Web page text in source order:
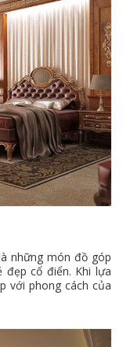
những món đồ góp
cổ điển. Khi lựa
với phong cách của